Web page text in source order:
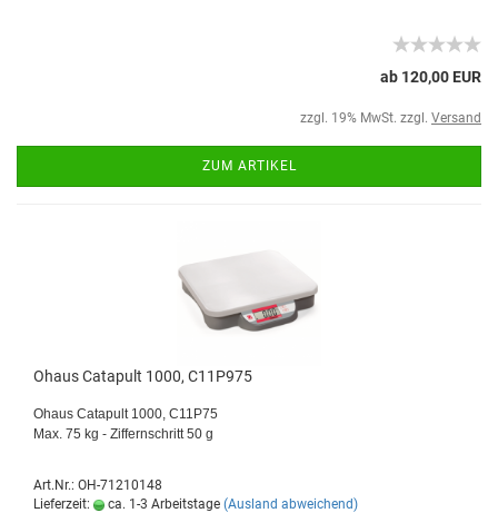
ab 120,00 EUR
zzgl. 19% MwSt. zzgl. Versand
ZUM ARTIKEL
Ohaus Catapult 1000, C11P975
Ohaus Catapult 1000, C11P75
Max. 75 kg - Ziffernschritt 50 g
Art.Nr.: OH-71210148
Lieferzeit:
ca. 1-3 Arbeitstage (Ausland abweichend)